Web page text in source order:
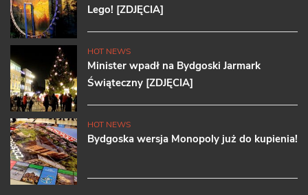
Lego! [ZDJĘCIA]
HOT NEWS
Minister wpadł na Bydgoski Jarmark
Świąteczny [ZDJĘCIA]
HOT NEWS
Bydgoska wersja Monopoly już do kupienia!